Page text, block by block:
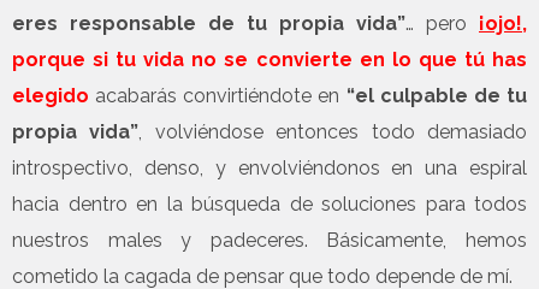
eres responsable de tu propia vida”… pero ¡ojo!,
porque si tu vida no se convierte en lo que tú has
elegido acabarás convirtiéndote en “el culpable de tu
propia vida” , volviéndose entonces todo demasiado
introspectivo, denso, y envolviéndonos en una espiral
hacia dentro en la búsqueda de soluciones para todos
nuestros males y padeceres. Básicamente, hemos
cometido la cagada de pensar que todo depende de mí.